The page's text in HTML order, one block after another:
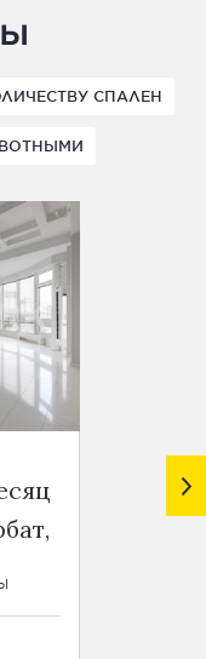
СПАЛЕН
ID 45293
330